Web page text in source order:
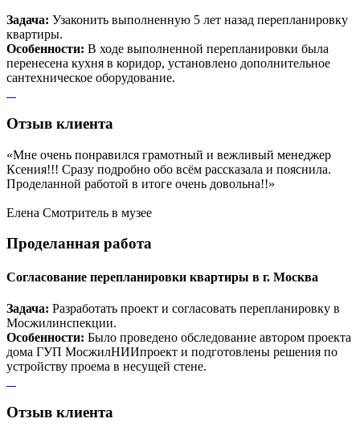
Задача: Узаконить выполненную 5 лет назад перепланировку
квартиры.
Особенности: В ходе выполненной перепланировки была
перенесена кухня в коридор, установлено дополнительное
сантехническое оборудование.
Отзыв клиента
«Мне очень понравился грамотный и вежливый менеджер
Ксения!!! Сразу подробно обо всём рассказала и пояснила.
Проделанной работой в итоге очень довольна!!»
Елена Смотритель в музее
Проделанная работа
Согласование перепланировки квартиры в г. Москва
Задача: Разработать проект и согласовать перепланировку в
Мосжилинспекции.
Особенности: Было проведено обследование автором проекта
дома ГУП МосжилНИИпроект и подготовлены решения по
устройству проема в несущей стене.
Отзыв клиента